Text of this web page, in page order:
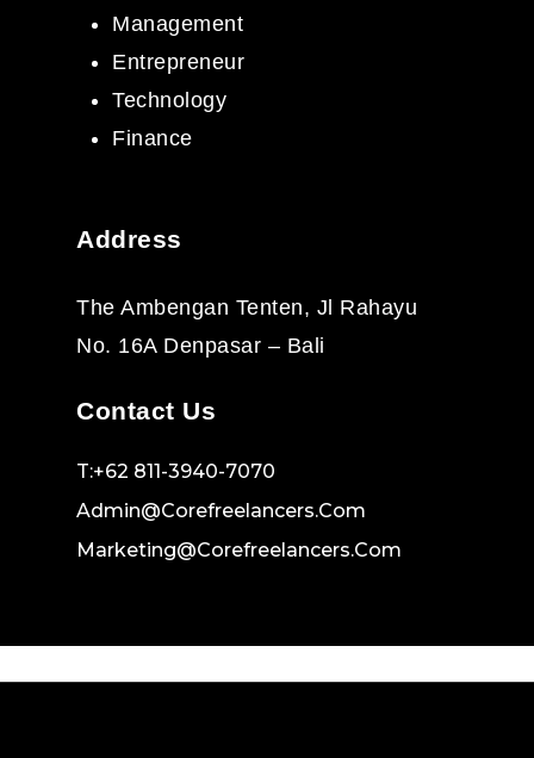
Management
Entrepreneur
Technology
Finance
Address
The Ambengan Tenten, Jl Rahayu
No. 16A Denpasar – Bali
Contact Us
T:+62 811-3940-7070
Admin@corefreelancers.com
Marketing@corefreelancers.com